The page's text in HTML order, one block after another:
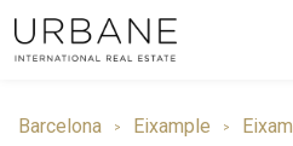
Barcelona Eixample